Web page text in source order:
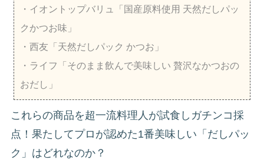
・イオントップバリュ「国産原料使用 天然だしパッ
クかつお味」
・西友「天然だしパック かつお」
・ライフ「そのまま飲んで美味しい 贅沢なかつおの
おだし」
これらの商品を超一流料理人が試食しガチンコ採
点！果たしてプロが認めた1番美味しい「だしパッ
ク」はどれなのか？